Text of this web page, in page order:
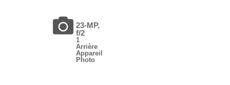
23-MP,
f/2
1
Arrière
Appareil
Photo